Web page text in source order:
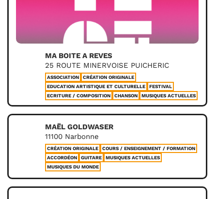
MA BOITE A REVES
25 ROUTE MINERVOISE PUICHERIC
ASSOCIATION
CRÉATION ORIGINALE
EDUCATION ARTISTIQUE ET CULTURELLE
FESTIVAL
ECRITURE / COMPOSITION
CHANSON MUSIQUES ACTUELLES
MAËL GOLDWASER
11100 Narbonne
CRÉATION ORIGINALE
COURS / ENSEIGNEMENT / FORMATION
ACCORDÉON
GUITARE
MUSIQUES ACTUELLES
MUSIQUES DU MONDE